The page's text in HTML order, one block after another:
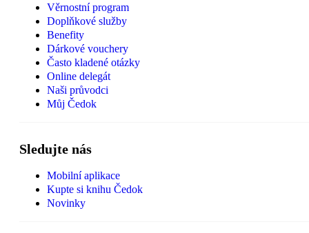
Věrnostní program
Doplňkové služby
Benefity
Dárkové vouchery
Často kladené otázky
Online delegát
Naši průvodci
Můj Čedok
Sledujte nás
Mobilní aplikace
Kupte si knihu Čedok
Novinky